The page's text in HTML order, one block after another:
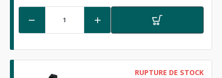
 
RUPTURE DE STOCK